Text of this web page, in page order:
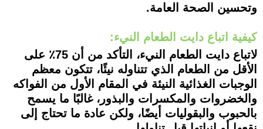
وتحسين الصحة العامة.
كيفية اتباع دايت الطعام النيء:
لاتباع دايت الطعام النيء، التأكد من أن 75٪ على
الأقل من الطعام الذي تتناوله نيئًا، تتكون معظم
الوجبات الغذائية النيئة في المقام الأول من الفواكه
والخضروات والمكسرات والبذور، غالبًا ما يسمح
بالحبوب والبقوليات أيضًا، ولكن عادة ما تحتاج إلى